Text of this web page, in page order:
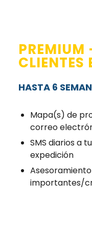
PREMIUM
CLIENTES
HASTA 6
Mapa(s) de
correo
SMS diarios a
expedición
importantes/